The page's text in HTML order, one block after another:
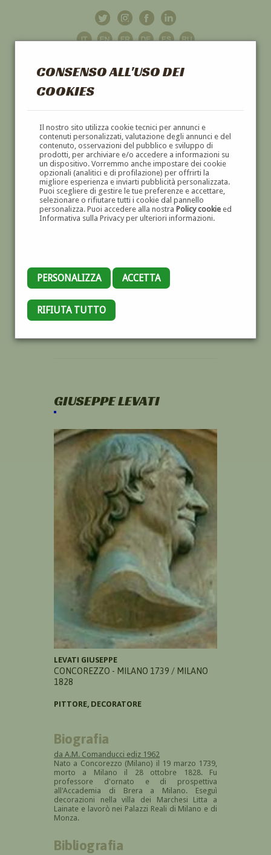
CONSENSO ALL'USO DEI
COOKIES
Il nostro sito utilizza cookie tecnici per annunci e
contenuti personalizzati, valutazione degli annunci e del
contenuto, osservazioni del pubblico e sviluppo di
prodotti, per archiviare e/o accedere a informazioni su
un dispositivo. Vorremmo anche impostare dei cookie
opzionali (analitici e di profilazione) per offrirti la
migliore esperienza e inviarti pubblicità personalizzata.
Puoi scegliere di gestire le tue preferenze e accettare,
selezionare o rifiutare tutti i cookie dal pannello
personalizza. Puoi accedere alla nostra Policy cookieed
Informativa sulla Privacy per ulteriori informazioni.
PERSONALIZZA ACCETTA
RIFIUTA TUTTO
GALLERIAD'ARTE
DIPINTI E SCULTURE '800 E '900
GIUSEPPE LEVATI
LEVATI GIUSEPPE
CONCOREZZO - MILANO 1739 / MILANO
1828
PITTORE, DECORATORE
Biografia
da A.M. Comanducci ediz 1962
Nato a Concorezzo (Milano) il 19 marzo 1739,
morto a Milano il 28 ottobre 1828. Fu
professore d'ornato e di prospettiva
all'Accademia di Brera a Milano. Eseguì
decorazioni nella villa dei Marchesi Litta a
Lainate e lavorò nei Palazzi Reali di Milano e di
Monza.
Bibliografia